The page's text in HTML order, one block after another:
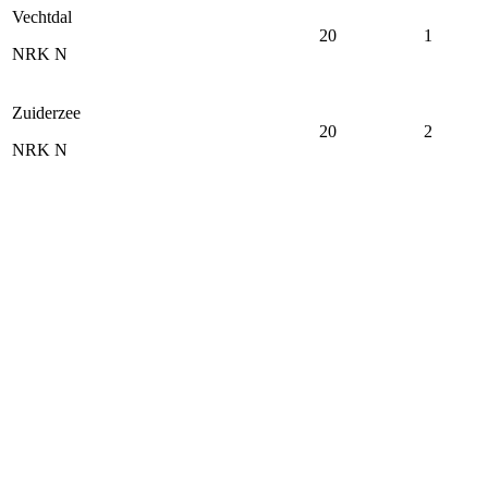
Vechtdal
NRK N
20 1
Zuiderzee
NRK N
20 2